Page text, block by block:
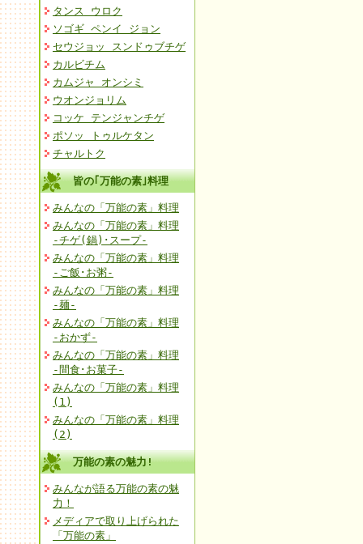
タンス ウロク
ソゴギ ペンイ ジョン
セウジョッ スンドゥブチゲ
カルビチム
カムジャ オンシミ
ウオンジョリム
コッケ テンジャンチゲ
ポソッ トゥルケタン
チャルトク
皆の｢万能の素｣料理
みんなの「万能の素」料理
みんなの「万能の素」料理
-チゲ(鍋)･スープ-
みんなの「万能の素」料理
-ご飯･お粥-
みんなの「万能の素」料理
-麺-
みんなの「万能の素」料理
-おかず-
みんなの「万能の素」料理
-間食･お菓子-
みんなの「万能の素」料理
(1)
みんなの「万能の素」料理
(2)
万能の素の魅力!
みんなが語る万能の素の魅
力！
メディアで取り上げられた
「万能の素」